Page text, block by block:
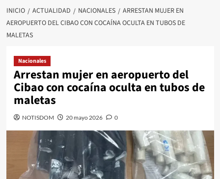
INICIO ACTUALIDAD NACIONALES
ARRESTAN MUJER EN
AEROPUERTO DEL CIBAO CON COCAÍNA OCULTA EN TUBOS DE
MALETAS
Nacionales
Arrestan mujer en aeropuerto del
Cibao con cocaína oculta en tubos de
maletas
NOTISDOM 20 mayo 2026 0